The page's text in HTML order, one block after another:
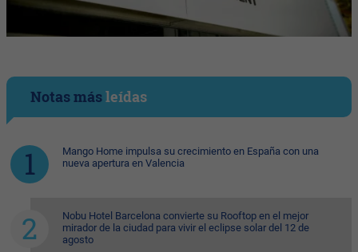
Notas másleídas
Mango Home impulsa su crecimiento en España con una
nueva apertura en Valencia
Nobu Hotel Barcelona convierte su Rooftop en el mejor
mirador de la ciudad para vivir el eclipse solar del 12 de
agosto